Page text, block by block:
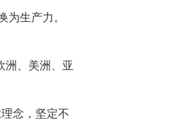
生产力。
、美洲、亚
念，坚定不